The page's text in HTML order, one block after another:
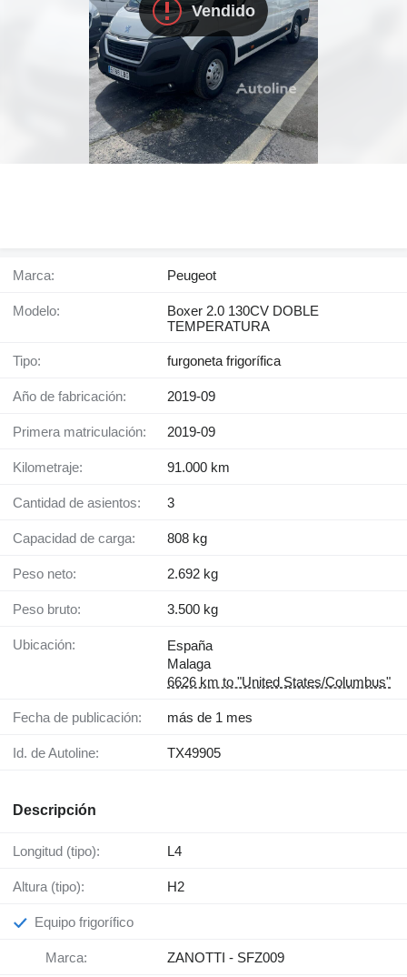
Vendido
Marca: Peugeot
Modelo:
Boxer 2.0 130CV DOBLE
TEMPERATURA
Tipo: furgoneta frigorífica
Año de fabricación: 2019-09
Primera matriculación: 2019-09
Kilometraje: 91.000 km
Cantidad de asientos: 3
Capacidad de carga: 808 kg
Peso neto: 2.692 kg
Peso bruto: 3.500 kg
Ubicación:
España
Malaga
6626 km to "United States/Columbus"
Fecha de publicación: más de 1 mes
Id. de Autoline: TX49905
Descripción
Longitud (tipo): L4
Altura (tipo): H2
Equipo frigorífico
Marca: ZANOTTI - SFZ009